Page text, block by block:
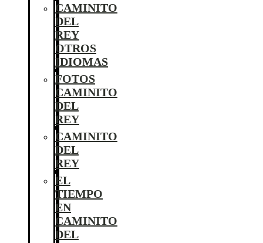
CAMINITO
DEL
REY
OTROS
IDIOMAS
FOTOS
CAMINITO
DEL
REY
CAMINITO
DEL
REY
EL
TIEMPO
EN
CAMINITO
DEL